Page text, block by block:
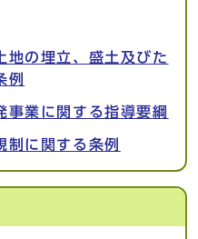
地の埋立、盛土及びた
例
事業に関する指導要綱
制に関する条例